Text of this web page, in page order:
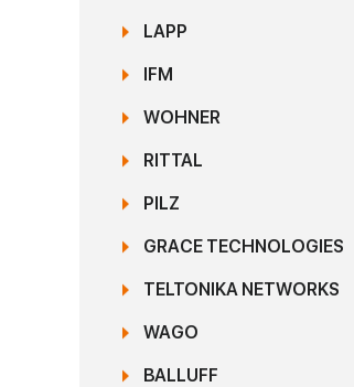
LAPP
IFM
WOHNER
RITTAL
PILZ
GRACE TECHNOLOGIES
TELTONIKA NETWORKS
WAGO
BALLUFF